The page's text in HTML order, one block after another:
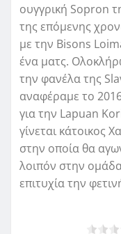
ουγγρική Sopron
της επόμενης
με την Bisons
ένα ματς.
την φανέλα της
αναφέραμε το
για την Lapuan
γίνεται κάτοικος
στην οποία θα
λοιπόν στην
επιτυχία την